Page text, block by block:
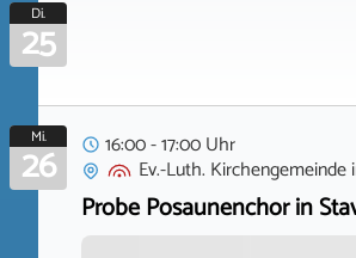
Di.
25
Mi.
26
16:00 - 17:00 Uhr
Ev.-Luth. Kirchengemeinde
Probe Posaunenchor in